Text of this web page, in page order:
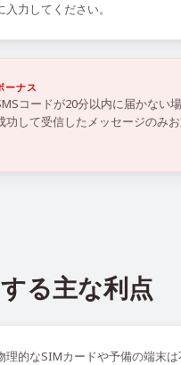
入力してください。
ーナス
コードが20分以内に届かない
功して受信したメッセージのみお
る主な利点
理的なSIMカードや予備の端末